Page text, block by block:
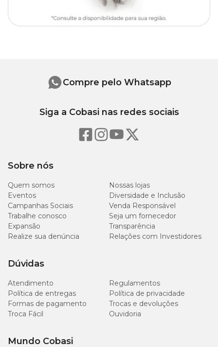
35 34
Sobre nós
Quem somos
Nossas lojas
Eventos
Diversidade e Inclusão
Campanhas Sociais
Venda Responsável
Trabalhe conosco
Seja um fornecedor
Expansão
Transparência
Realize sua denúncia
Relações com Investidores
Dúvidas
Atendimento
Regulamentos
Política de entregas
Política de privacidade
Formas de pagamento
Trocas e devoluções
Troca Fácil
Ouvidoria
Mundo Cobasi
Compre pelo Whatsapp
Siga a Cobasi nas redes sociais